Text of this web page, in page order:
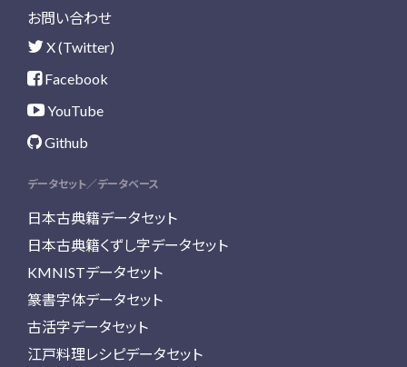
お問い合わせ
X (Twitter)
Facebook
YouTube
Github
データセット／データベース
日本古典籍データセット
日本古典籍くずし字データセット
KMNISTデータセット
篆書字体データセット
古活字データセット
江戸料理レシピデータセット